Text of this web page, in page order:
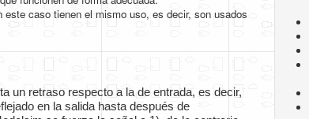
este caso tienen el mismo uso, es decir, son usados
un retraso respecto a la de entrada, es decir,
en la salida hasta después de